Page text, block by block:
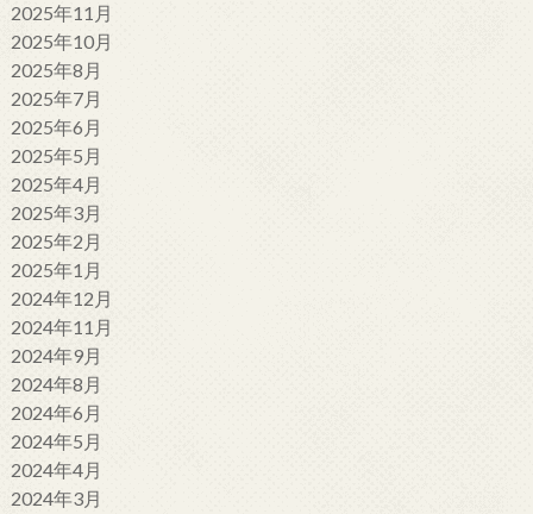
2025年11月
2025年10月
2025年8月
2025年7月
2025年6月
2025年5月
2025年4月
2025年3月
2025年2月
2025年1月
2024年12月
2024年11月
2024年9月
2024年8月
2024年6月
2024年5月
2024年4月
2024年3月